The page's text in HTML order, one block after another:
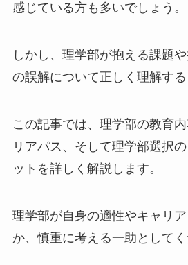
感じている方も多いでしょう。
しかし、理学部が抱える課題
の誤解について正しく理解する
この記事では、理学部の教育
リアパス、そして理学部選択
ットを詳しく解説します。
理学部が自身の適性やキャリ
か、慎重に考える一助としてく